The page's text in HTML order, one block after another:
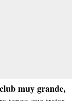
muy grande,